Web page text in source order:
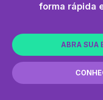
forma rápida
ABRA SUA